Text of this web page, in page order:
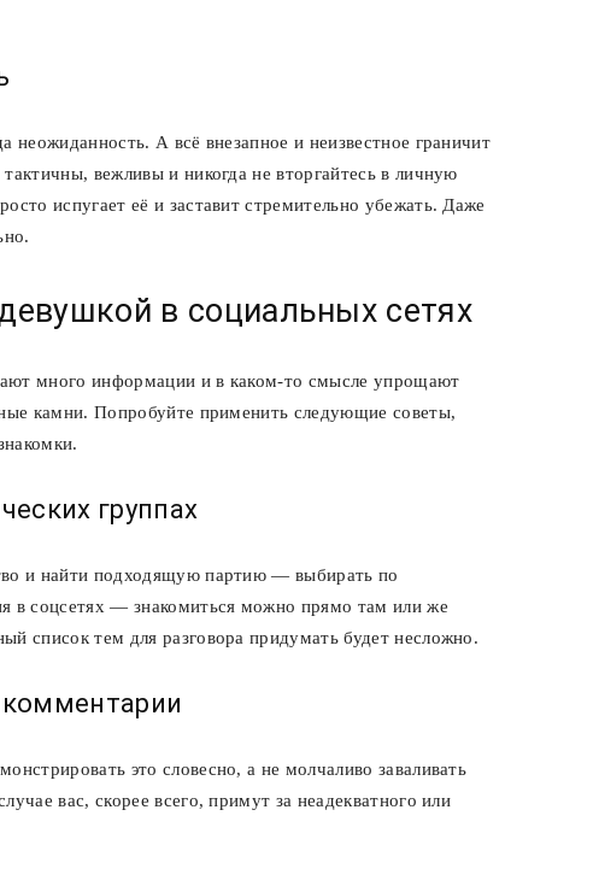
неожиданность. А всё внезапное и неизвестное граничит
вежливы и никогда не вторгайтесь в личную
испугает её и заставит стремительно убежать. Даже
в социальных сетях
много информации и в каком-то смысле упрощают
камни. Попробуйте применить следующие советы,
группах
и найти подходящую партию — выбирать по
в соцсетях — знакомиться можно прямо там или же
список тем для разговора придумать будет несложно.
это словесно, а не молчаливо заваливать
вас, скорее всего, примут за неадекватного или